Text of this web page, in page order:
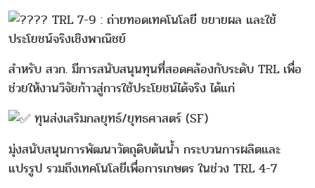
TRL 7-9 : ถ่ายทอดเทคโนโลยี ขยายผล และใช้
ประโยชน์จริงเชิงพาณิชย์
สำหรับ สวก. มีการสนับสนุนทุนที่สอดคล้องกับระดับ TRL เพื่อ
ช่วยให้งานวิจัยก้าวสู่การใช้ประโยชน์ได้จริง ได้แก่
ทุนส่งเสริมกลยุทธ์/ยุทธศาสตร์ (SF)
มุ่งสนับสนุนการพัฒนาวัตถุดิบต้นน้ำ กระบวนการผลิตและ
แปรรูป รวมถึงเทคโนโลยีเพื่อการเกษตร ในช่วง TRL 4-7